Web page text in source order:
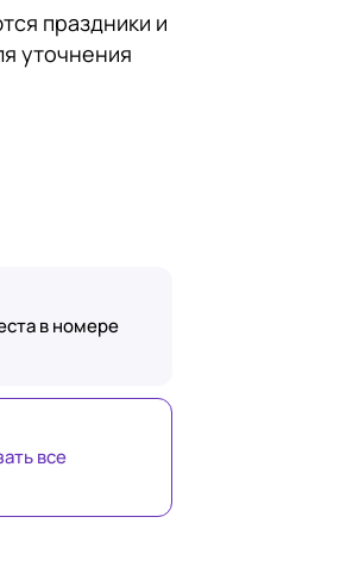
праздники и
уточнения
в номере
все